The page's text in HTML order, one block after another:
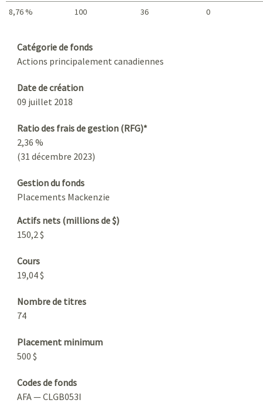
8,76 % 100 36 0
Catégorie de fonds
Actions principalement canadiennes
Date de création
09 juillet 2018
Ratio des frais de gestion (RFG)*
2,36 %
(31 décembre 2023)
Gestion du fonds
Placements Mackenzie
Actifs nets (millions de $)
150,2 $
Cours
19,04 $
Nombre de titres
74
Placement minimum
500 $
Codes de fonds
AFA — CLGB053I